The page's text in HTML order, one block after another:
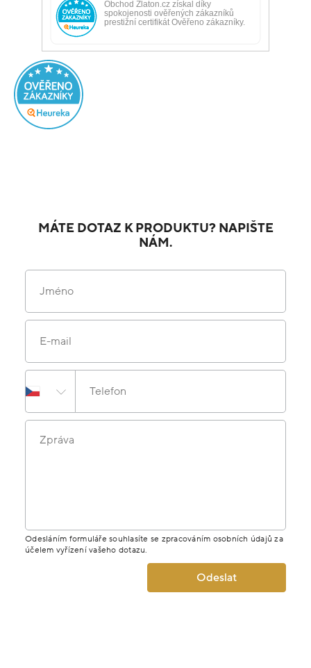
MÁTE DOTAZ K PRODUKTU? NAPIŠTE
NÁM.
Jméno
E-mail
Telefon
Zpráva
Odesláním formuláře souhlasíte se zpracováním osobních údajů za
účelem vyřízení vašeho dotazu.
Odeslat